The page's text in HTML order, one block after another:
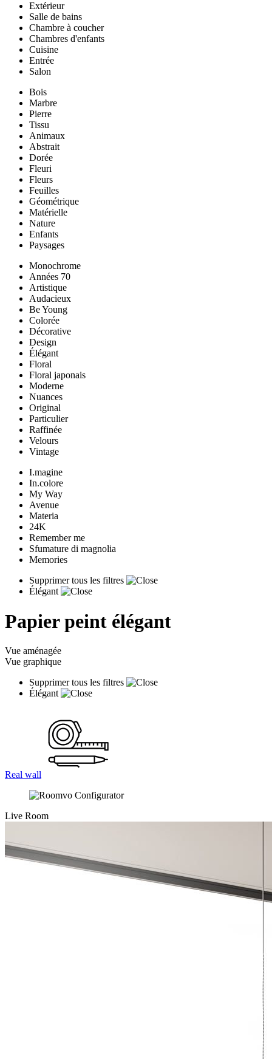
Extérieur
Salle de bains
Chambre à coucher
Chambres d'enfants
Cuisine
Entrée
Salon
Bois
Marbre
Pierre
Tissu
Animaux
Abstrait
Dorée
Fleuri
Fleurs
Feuilles
Géométrique
Matérielle
Nature
Enfants
Paysages
Monochrome
Années 70
Artistique
Audacieux
Be Young
Colorée
Décorative
Design
Élégant
Floral
Floral japonais
Moderne
Nuances
Original
Particulier
Raffinée
Velours
Vintage
I.magine
In.colore
My Way
Avenue
Materia
24K
Remember me
Sfumature di magnolia
Memories
Supprimer tous les filtres
Élégant
Papier peint élégant
Vue aménagée
Vue graphique
Supprimer tous les filtres
Élégant
Real wall
Live Room